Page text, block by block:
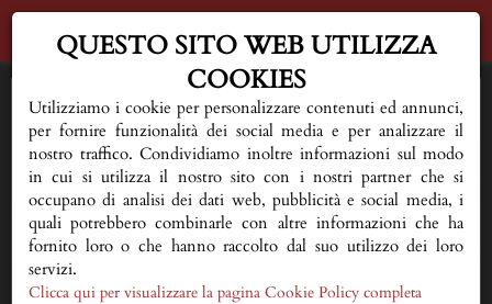
HOME
AL VOSTRO FIANCO
QUALCHE CONSIGLIO
QUESTO SITO WEB UTILIZZA
COOKIES
Utilizziamo i cookie per personalizzare contenuti ed annunci,
per fornire funzionalità dei social media e per analizzare il
nostro traffico. Condividiamo inoltre informazioni sul modo
in cui si utilizza il nostro sito con i nostri partner che si
occupano di analisi dei dati web, pubblicità e social media, i
quali potrebbero combinarle con altre informazioni che ha
fornito loro o che hanno raccolto dal suo utilizzo dei loro
servizi.
Clicca qui per visualizzare la pagina Cookie Policy completa